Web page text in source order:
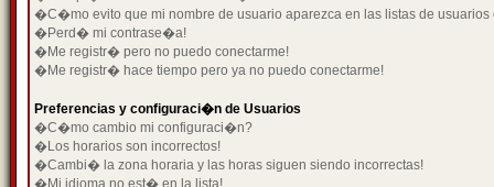
�C�mo evito que mi nombre de usuario aparezca en las listas de usuarios
�Perd� mi contrase�a!
�Me registr� pero no puedo conectarme!
�Me registr� hace tiempo pero ya no puedo conectarme!
Preferencias y configuraci�n de Usuarios
�C�mo cambio mi configuraci�n?
�Los horarios son incorrectos!
�Cambi� la zona horaria y las horas siguen siendo incorrectas!
�Mi idioma no est� en la lista!